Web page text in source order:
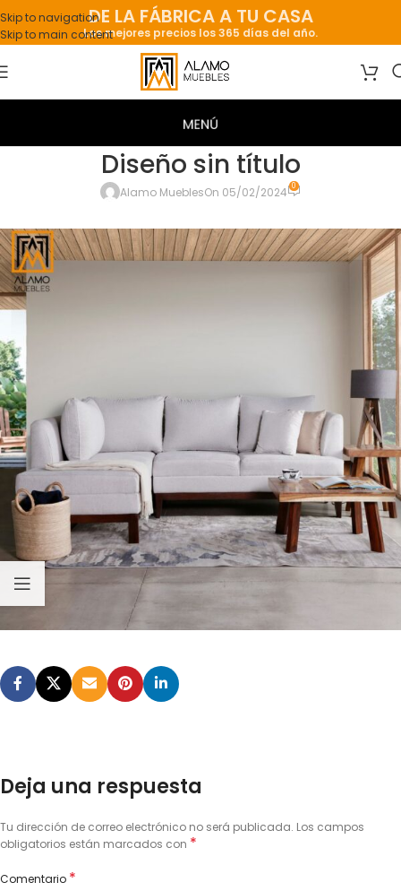
Skip to navigation
Skip to main content
DE LA FÁBRICA A TU CASA
Los mejores precios los 365 días del año.
Diseño sin título
Alamo MueblesOn 05/02/2024 0
Deja una respuesta
Tu dirección de correo electrónico no será publicada. Los campos
obligatorios están marcados con *
Comentario *